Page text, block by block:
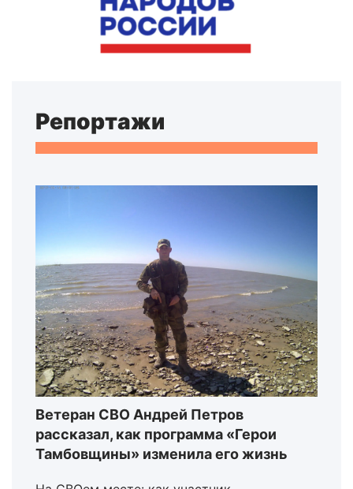
Репортажи
Ветеран СВО Андрей Петров
рассказал, как программа «Герои
Тамбовщины» изменила его жизнь